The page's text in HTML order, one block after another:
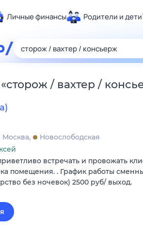
Личные финансы Родители и дети
Здоровье
Спорт
Гороскопы
«сторож / вахтер /
Москва
Новослободская
встречать и провожать
помещения. . График работы
без ночевок) 2500 руб/ выход.